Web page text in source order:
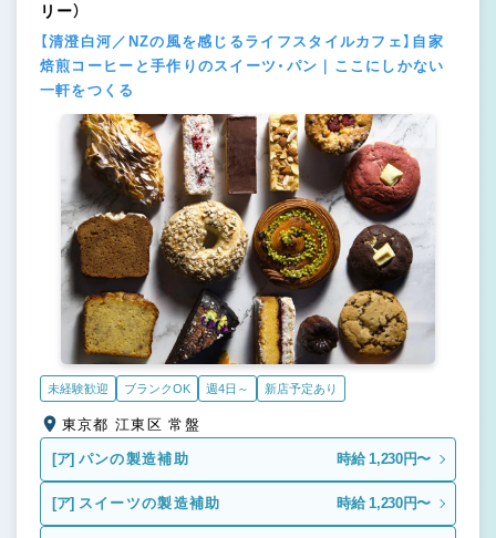
リー）
【清澄白河／NZの風を感じるライフスタイルカフェ】自家
焙煎コーヒーと手作りのスイーツ・パン｜ここにしかない
一軒をつくる
未経験歓迎 ブランクOK 週4日～ 新店予定あり
東京都 江東区 常盤
[ア] パンの製造補助 時給 1,230円〜
[ア] スイーツの製造補助 時給 1,230円〜